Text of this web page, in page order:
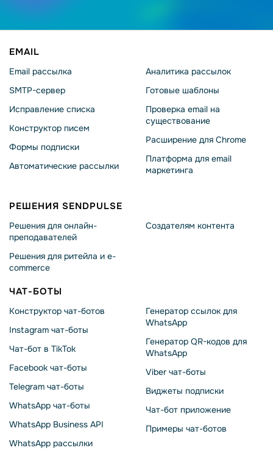
EMAIL
Email рассылка
SMTP-сервер
Исправление списка
Конструктор писем
Формы подписки
Автоматические рассылки
Аналитика рассылок
Готовые шаблоны
Проверка email на
существование
Расширение для Chrome
Платформа для email
маркетинга
РЕШЕНИЯ SENDPULSE
Решения для онлайн-
преподавателей
Решения для ритейла и e-
commerce
Создателям контента
ЧАТ-БОТЫ
Конструктор чат-ботов
Instagram чат-боты
Чат-бот в TikTok
Facebook чат-боты
Telegram чат-боты
WhatsApp чат-боты
WhatsApp Business API
WhatsApp рассылки
Генератор ссылок для
WhatsApp
Генератор QR-кодов для
WhatsApp
Viber чат-боты
Виджеты подписки
Чат-бот приложение
Примеры чат-ботов